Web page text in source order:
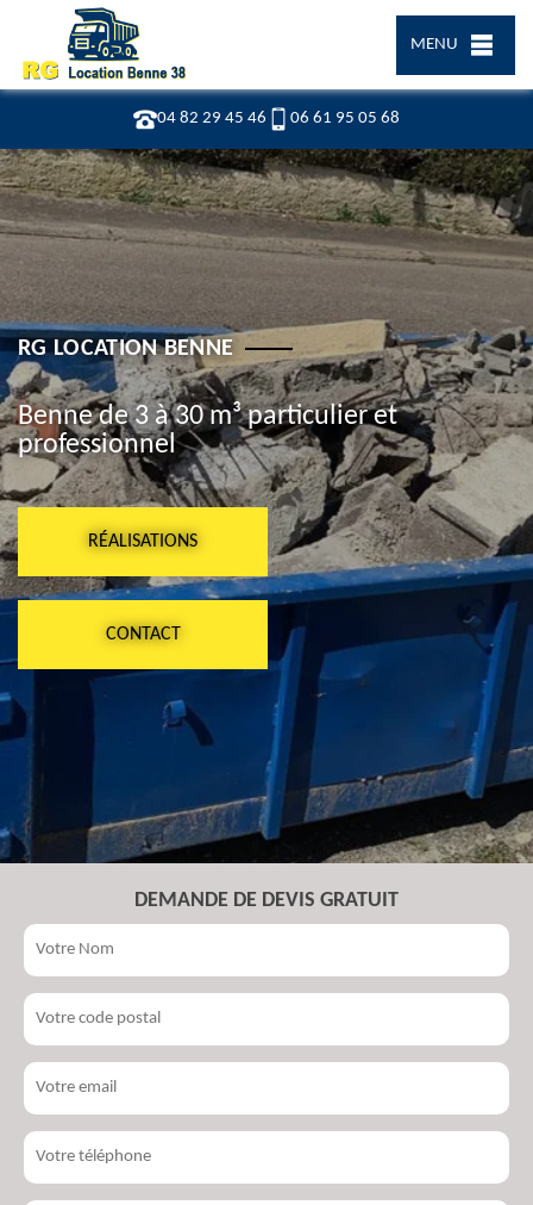
04 82 29 45 46 06 61 95 05 68
MENU
RG LOCATION BENNE
Benne de 3 à 30 m³ particulier et
professionnel
RÉALISATIONS
CONTACT
DEMANDE DE DEVIS GRATUIT